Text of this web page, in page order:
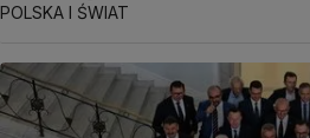
POLSKA I ŚWIAT